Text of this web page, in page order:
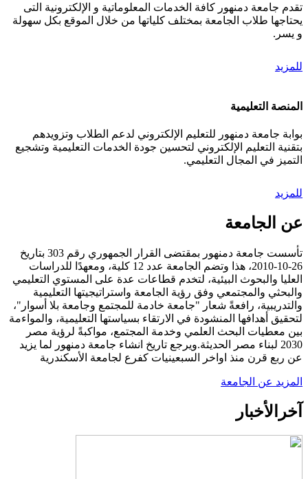
تقدم جامعة دمنهور كافة الخدمات المعلوماتية و الإلكترونية التى
يحتاجها طلاب الجامعة بمختلف كلياتها من خلال الموقع بكل سهولة
و يسر.
للمزيد
المنصة التعليمية
بوابة جامعة دمنهور للتعليم الإلكتروني لدعم الطلاب وتزويدهم
بتقنية التعليم الإلكتروني لتحسين جودة الخدمات التعليمية وتشجيع
التميز في المجال التعليمي.
للمزيد
عن الجامعة
تأسست جامعة دمنهور بمقتضى القرار الجمهوري رقم 303 بتاريخ
26-10-2010، هذا وتضم الجامعة عدد 12 كلية، ومعهدًا للدراسات
العليا والبحوث البيئية، لتخدم قطاعات عدة على المستوي التعليمي
والبحثي والمجتمعي وفق رؤية الجامعة واستراتيجيتها التعليمية
والتدريبية، رافعةً شعار "جامعة خادمة للمجتمع وجامعة بلا أسوار"،
لتحقيق أهدافها المنشودة في الارتقاء بسياستها التعليمية، والمواءمة
بين معطيات البحث العلمي وخدمة المجتمع، مواكبةً لرؤية مصر
2030 لبناء مصر الحديثة.ويرجع تاريخ انشاء جامعة دمنهور لما يزيد
عن ربع قرن منذ اواخر السبعينيات كفرع لجامعة الأسكندرية
المزيد عن الجامعة
آخر الأخبار